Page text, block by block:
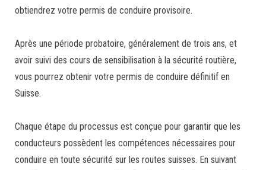
obtiendrez votre permis de conduire provisoire.
Après une période probatoire, généralement de trois ans, et
avoir suivi des cours de sensibilisation à la sécurité routière,
vous pourrez obtenir votre permis de conduire définitif en
Suisse.
Chaque étape du processus est conçue pour garantir que les
conducteurs possèdent les compétences nécessaires pour
conduire en toute sécurité sur les routes suisses. En suivant